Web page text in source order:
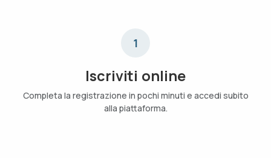
1
Iscriviti online
Completa la registrazione in pochi minuti e accedi subito
alla piattaforma.